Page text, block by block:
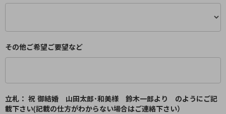
その他ご希望ご要望など
立札： 祝 御結婚 山田太郎･和美様 鈴木一郎より のようにご記
載下さい(記載の仕方がわからない場合はご連絡下さい）